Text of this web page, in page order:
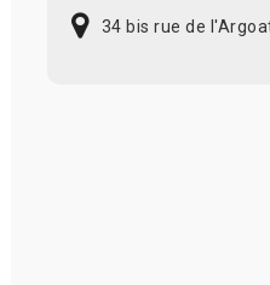
34 bis rue de